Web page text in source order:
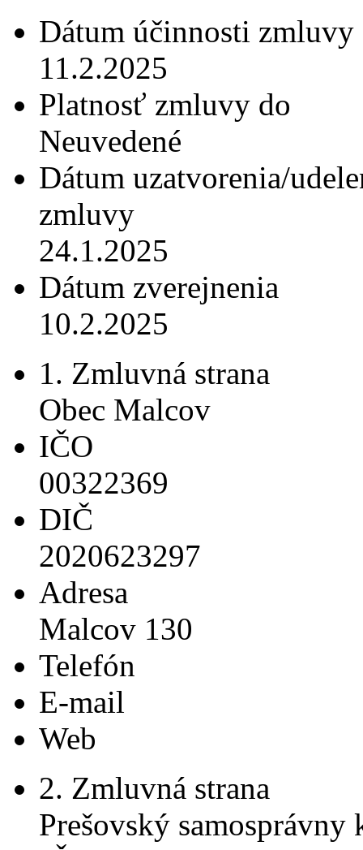
Dátum účinnosti zmluvy
11.2.2025
Platnosť zmluvy do
Neuvedené
Dátum uzatvorenia/
zmluvy
24.1.2025
Dátum zverejnenia
10.2.2025
1. Zmluvná strana
Obec Malcov
IČO
00322369
DIČ
2020623297
Adresa
Malcov 130
Telefón
E-mail
Web
2. Zmluvná strana
Prešovský samosprávny